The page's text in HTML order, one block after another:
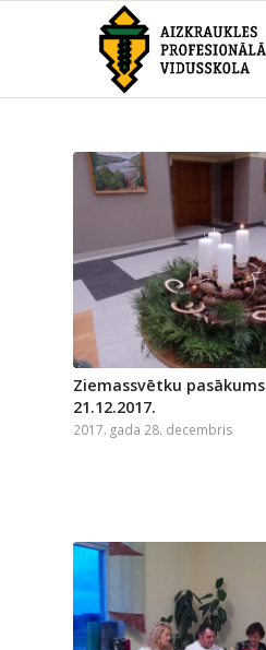
Ziemassvētku pasākums
21.12.2017.
2017. gada 28. decembris